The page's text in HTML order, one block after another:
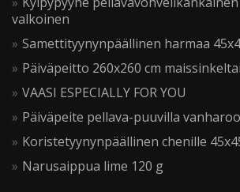
valkoinen
Samettityynynpäällinen harmaa
Päiväpeitto 260x260 cm
VAASI ESPECIALLY FOR YOU
Päiväpeite pellava-puuvilla
Koristetyynynpäällinen chenille
Narusaippua lime 120 g